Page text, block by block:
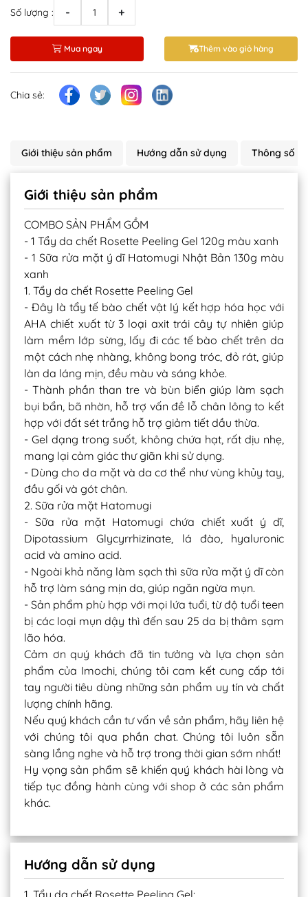
Số lượng : - +
Mua ngay Thêm vào giỏ hàng
Chia sẻ:
Giới thiệu sản phẩm Hướng dẫn sử dụng Thông số
Giới thiệu sản phẩm
COMBO SẢN PHẨM GỒM
- 1 Tẩy da chết Rosette Peeling Gel 120g màu xanh
- 1 Sữa rửa mặt ý dĩ Hatomugi Nhật Bản 130g màu
xanh
1. Tẩy da chết Rosette Peeling Gel
- Đây là tẩy tế bào chết vật lý kết hợp hóa học với
AHA chiết xuất từ 3 loại axit trái cây tự nhiên giúp
làm mềm lớp sừng, lấy đi các tế bào chết trên da
một cách nhẹ nhàng, không bong tróc, đỏ rát, giúp
làn da láng mịn, đều màu và sáng khỏe.
- Thành phần than tre và bùn biển giúp làm sạch
bụi bẩn, bã nhờn, hỗ trợ vấn đề lỗ chân lông to kết
hợp với đất sét trắng hỗ trợ giảm tiết dầu thừa.
- Gel dạng trong suốt, không chứa hạt, rất dịu nhẹ,
mang lại cảm giác thư giãn khi sử dụng.
- Dùng cho da mặt và da cơ thể như vùng khủy tay,
đầu gối và gót chân.
2. Sữa rửa mặt Hatomugi
- Sữa rửa mặt Hatomugi chứa chiết xuất ý dĩ,
Dipotassium Glycyrrhizinate, lá đào, hyaluronic
acid và amino acid.
- Ngoài khả năng làm sạch thì sữa rửa mặt ý dĩ còn
hỗ trợ làm sáng mịn da, giúp ngăn ngừa mụn.
- Sản phẩm phù hợp với mọi lứa tuổi, từ độ tuổi teen
bị các loại mụn dậy thì đến sau 25 da bị thâm sạm
lão hóa.
Cảm ơn quý khách đã tin tưởng và lựa chọn sản
phẩm của Imochi, chúng tôi cam kết cung cấp tới
tay người tiêu dùng những sản phẩm uy tín và chất
lượng chính hãng.
Nếu quý khách cần tư vấn về sản phẩm, hãy liên hệ
với chúng tôi qua phần chat. Chúng tôi luôn sẵn
sàng lắng nghe và hỗ trợ trong thời gian sớm nhất!
Hy vọng sản phẩm sẽ khiến quý khách hài lòng và
tiếp tục đồng hành cùng với shop ở các sản phẩm
khác.
Hướng dẫn sử dụng
1. Tẩy da chết Rosette Peeling Gel: